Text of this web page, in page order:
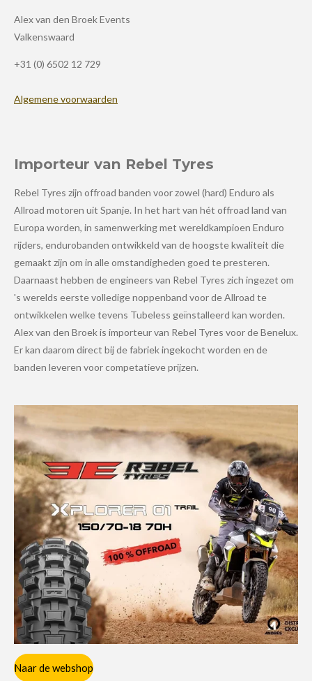
Alex van den Broek Events
Valkenswaard
+31 (0) 6502 12 729
Algemene voorwaarden
Importeur van Rebel Tyres
Rebel Tyres zijn offroad banden voor zowel (hard) Enduro als
Allroad motoren uit Spanje. In het hart van hét offroad land van
Europa worden, in samenwerking met wereldkampioen Enduro
rijders, endurobanden ontwikkeld van de hoogste kwaliteit die
gemaakt zijn om in alle omstandigheden goed te presteren.
Daarnaast hebben de engineers van Rebel Tyres zich ingezet om
's werelds eerste volledige noppenband voor de Allroad te
ontwikkelen welke tevens Tubeless geïnstalleerd kan worden.
Alex van den Broek is importeur van Rebel Tyres voor de Benelux.
Er kan daarom direct bij de fabriek ingekocht worden en de
banden leveren voor competatieve prijzen.
Naar de webshop